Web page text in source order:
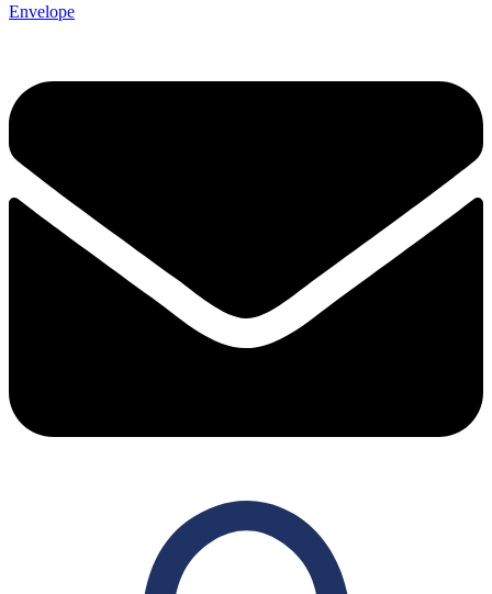
Envelope